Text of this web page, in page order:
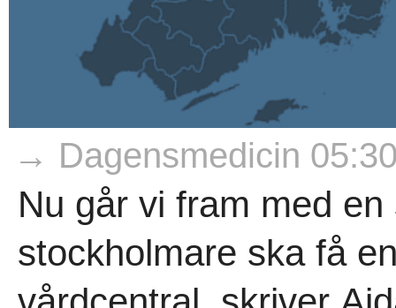
→ Dagensmedicin
Nu går vi fram med
stockholmare ska få